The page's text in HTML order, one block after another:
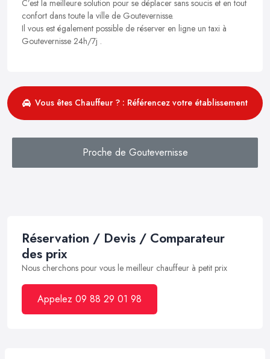
C’est la meilleure solution pour se déplacer sans soucis et en tout
confort dans toute la ville de Goutevernisse.
Il vous est également possible de réserver en ligne un taxi à
Goutevernisse 24h/7j .
Vous êtes Chauffeur ? : Référencez votre établissement
Proche de Goutevernisse
Réservation / Devis / Comparateur
des prix
Nous cherchons pour vous le meilleur chauffeur à petit prix
Appelez 09 88 29 01 98